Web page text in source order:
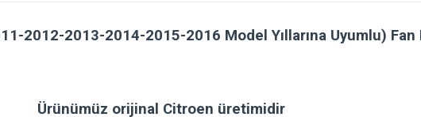
2012-2013-2014-2015-2016 Model Yıllarına Uyumlu) Fan
Ürünümüz orijinal Citroen üretimidir